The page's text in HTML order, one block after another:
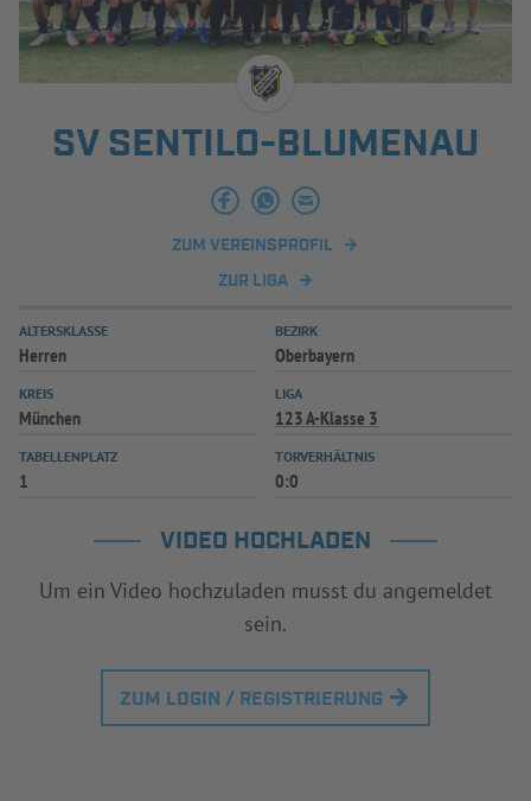
AUSBILDUNG & FÖRDERUNG
INFOTHEK SPIELPLUS
SV SENTILO-BLUMENAU
ZUM VEREINSPROFIL
ZUR LIGA
ALTERSKLASSE
Herren
BEZIRK
Oberbayern
KREIS
München
LIGA
123 A-Klasse 3
TABELLENPLATZ
1
TORVERHÄLTNIS
0:0
VIDEO HOCHLADEN
Um ein Video hochzuladen musst du angemeldet
sein.
ZUM LOGIN / REGISTRIERUNG